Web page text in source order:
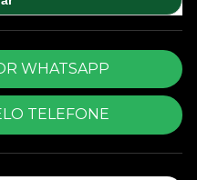
WHATSAPP
TELEFONE